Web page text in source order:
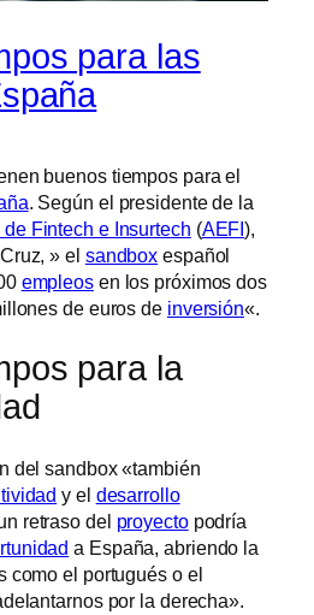
para las
buenos tiempos para el
. Según el presidente de la
Fintech e Insurtech (AEFI),
» el sandbox español
empleosen los próximos dos
de euros de inversión«.
para la
del sandbox «también
y el desarrollo
retraso del proyectopodría
a España, abriendo la
como el portugués o el
por la derecha».